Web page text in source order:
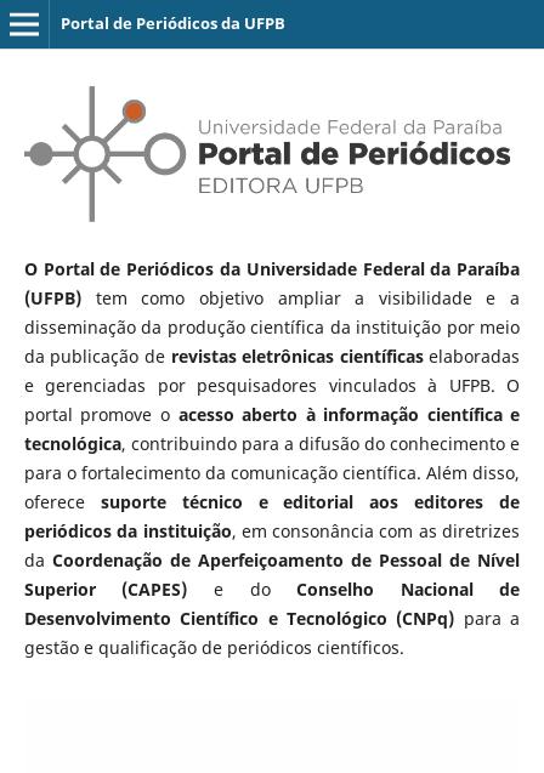
Portal de Periódicos da UFPB
O Portal de Periódicos da Universidade Federal da Paraíba
(UFPB)tem como objetivo ampliar a visibilidade e a
disseminação da produção científica da instituição por meio
da publicação de revistas eletrônicas científicaselaboradas
e gerenciadas por pesquisadores vinculados à UFPB. O
portal promove o acesso aberto à informação científica e
tecnológica, contribuindo para a difusão do conhecimento e
para o fortalecimento da comunicação científica. Além disso,
oferece suporte técnico e editorial aos editores de
periódicos da instituição, em consonância com as diretrizes
da Coordenação de Aperfeiçoamento de Pessoal de Nível
Superior (CAPES) e doConselho Nacional de
Desenvolvimento Científico e Tecnológico (CNPq) para a
gestão e qualificação de periódicos científicos.